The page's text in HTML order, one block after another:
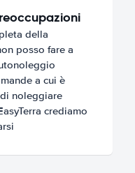
della
posso fare a
a cui è
noleggiare
crediamo